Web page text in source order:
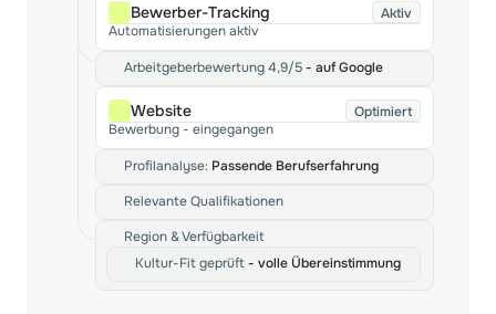
Bewerber-Tracking
Aktiv
Automatisierungen aktiv
Arbeitgeberbewertung 4,9/5 - auf Google
Website
Optimiert
Bewerbung - eingegangen
Profilanalyse: Passende Berufserfahrung
Relevante Qualifikationen
Region & Verfügbarkeit
Kultur-Fit geprüft - volle Übereinstimmung